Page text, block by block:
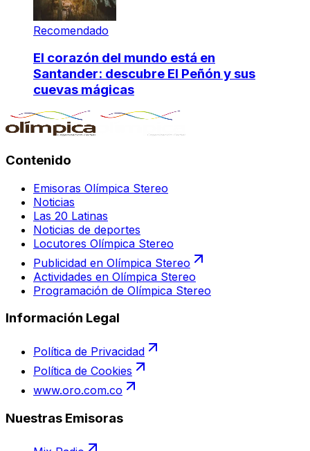
Recomendado
El corazón del mundo está en
Santander: descubre El Peñón y sus
cuevas mágicas
Contenido
Emisoras Olímpica Stereo
Noticias
Las 20 Latinas
Noticias de deportes
Locutores Olímpica Stereo
Publicidad en Olímpica Stereo
Actividades en Olímpica Stereo
Programación de Olímpica Stereo
Información Legal
Política de Privacidad
Política de Cookies
www.oro.com.co
Nuestras Emisoras